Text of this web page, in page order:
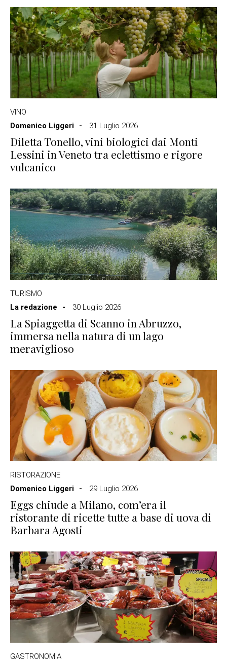
VINO
Domenico Liggeri
31 Luglio 2026
Diletta Tonello, vini biologici dai Monti
Lessini in Veneto tra eclettismo e rigore
vulcanico
TURISMO
La redazione
30 Luglio 2026
La Spiaggetta di Scanno in Abruzzo,
immersa nella natura di un lago
meraviglioso
RISTORAZIONE
Domenico Liggeri
29 Luglio 2026
Eggs chiude a Milano, com’era il
ristorante di ricette tutte a base di uova di
Barbara Agosti
GASTRONOMIA